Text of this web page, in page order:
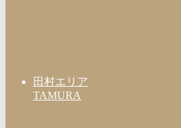
田村エリア
TAMURA